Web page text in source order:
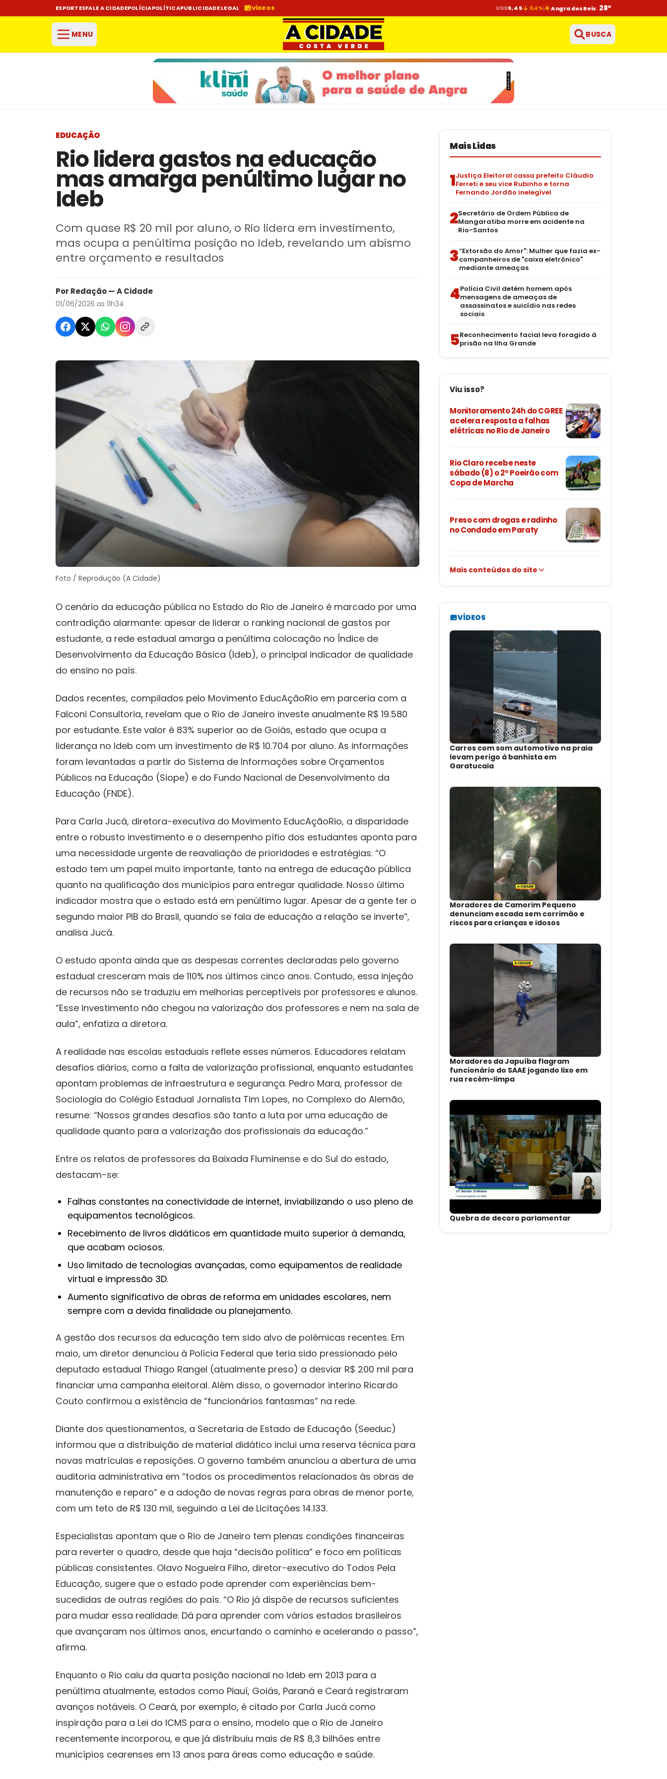
ESPORTESFALE A CIDADEPOLÍCIAPOLÍTICAPUBLICIDADE LEGAL VÍDEOS US$5,45 0,4% Angra dos Reis 28°
MENU BUSCA
EDUCAÇÃO
Rio lidera gastos na educação
mas amarga penúltimo lugar no
Ideb
Com quase R$ 20 mil por aluno, o Rio lidera em investimento,
mas ocupa a penúltima posição no Ideb, revelando um abismo
entre orçamento e resultados
Por Redação — A Cidade
01/06/2026 as 11h34
Foto / Reprodução (A Cidade)
O cenário da educação pública no Estado do Rio de Janeiro é marcado por uma
contradição alarmante: apesar de liderar o ranking nacional de gastos por
estudante, a rede estadual amarga a penúltima colocação no Índice de
Desenvolvimento da Educação Básica (Ideb), o principal indicador de qualidade
do ensino no país.
Dados recentes, compilados pelo Movimento EducAçãoRio em parceria com a
Falconi Consultoria, revelam que o Rio de Janeiro investe anualmente R$ 19.580
por estudante. Este valor é 83% superior ao de Goiás, estado que ocupa a
liderança no Ideb com um investimento de R$ 10.704 por aluno. As informações
foram levantadas a partir do Sistema de Informações sobre Orçamentos
Públicos na Educação (Siope) e do Fundo Nacional de Desenvolvimento da
Educação (FNDE).
Para Carla Jucá, diretora-executiva do Movimento EducAçãoRio, a disparidade
entre o robusto investimento e o desempenho pífio dos estudantes aponta para
uma necessidade urgente de reavaliação de prioridades e estratégias. “O
estado tem um papel muito importante, tanto na entrega de educação pública
quanto na qualificação dos municípios para entregar qualidade. Nosso último
indicador mostra que o estado está em penúltimo lugar. Apesar de a gente ter o
segundo maior PIB do Brasil, quando se fala de educação a relação se inverte”,
analisa Jucá.
O estudo aponta ainda que as despesas correntes declaradas pelo governo
estadual cresceram mais de 110% nos últimos cinco anos. Contudo, essa injeção
de recursos não se traduziu em melhorias perceptíveis por professores e alunos.
“Esse investimento não chegou na valorização dos professores e nem na sala de
aula”, enfatiza a diretora.
A realidade nas escolas estaduais reflete esses números. Educadores relatam
desafios diários, como a falta de valorização profissional, enquanto estudantes
apontam problemas de infraestrutura e segurança. Pedro Mara, professor de
Sociologia do Colégio Estadual Jornalista Tim Lopes, no Complexo do Alemão,
resume: “Nossos grandes desafios são tanto a luta por uma educação de
qualidade quanto para a valorização dos profissionais da educação.”
Entre os relatos de professores da Baixada Fluminense e do Sul do estado,
destacam-se:
Falhas constantes na conectividade de internet, inviabilizando o uso pleno de
equipamentos tecnológicos.
Recebimento de livros didáticos em quantidade muito superior à demanda,
que acabam ociosos.
Uso limitado de tecnologias avançadas, como equipamentos de realidade
virtual e impressão 3D.
Aumento significativo de obras de reforma em unidades escolares, nem
sempre com a devida finalidade ou planejamento.
A gestão dos recursos da educação tem sido alvo de polêmicas recentes. Em
maio, um diretor denunciou à Polícia Federal que teria sido pressionado pelo
deputado estadual Thiago Rangel (atualmente preso) a desviar R$ 200 mil para
financiar uma campanha eleitoral. Além disso, o governador interino Ricardo
Couto confirmou a existência de “funcionários fantasmas” na rede.
Diante dos questionamentos, a Secretaria de Estado de Educação (Seeduc)
informou que a distribuição de material didático inclui uma reserva técnica para
novas matrículas e reposições. O governo também anunciou a abertura de uma
auditoria administrativa em “todos os procedimentos relacionados às obras de
manutenção e reparo” e a adoção de novas regras para obras de menor porte,
com um teto de R$ 130 mil, seguindo a Lei de Licitações 14.133.
Especialistas apontam que o Rio de Janeiro tem plenas condições financeiras
para reverter o quadro, desde que haja “decisão política” e foco em políticas
públicas consistentes. Olavo Nogueira Filho, diretor-executivo do Todos Pela
Educação, sugere que o estado pode aprender com experiências bem-
sucedidas de outras regiões do país. “O Rio já dispõe de recursos suficientes
para mudar essa realidade. Dá para aprender com vários estados brasileiros
que avançaram nos últimos anos, encurtando o caminho e acelerando o passo”,
afirma.
Enquanto o Rio caiu da quarta posição nacional no Ideb em 2013 para a
penúltima atualmente, estados como Piauí, Goiás, Paraná e Ceará registraram
avanços notáveis. O Ceará, por exemplo, é citado por Carla Jucá como
inspiração para a Lei do ICMS para o ensino, modelo que o Rio de Janeiro
recentemente incorporou, e que já distribuiu mais de R$ 8,3 bilhões entre
municípios cearenses em 13 anos para áreas como educação e saúde.
Mais Lidas
1Justiça Eleitoral cassa prefeito Cláudio
Ferreti e seu vice Rubinho e torna
Fernando Jordão inelegível
2Secretário de Ordem Pública de
Mangaratiba morre em acidente na
Rio-Santos
3“Extorsão do Amor": Mulher que fazia ex-
companheiros de "caixa eletrônico"
mediante ameaças
4Polícia Civil detém homem após
mensagens de ameaças de
assassinatos e suicídio nas redes
sociais
5Reconhecimento facial leva foragido à
prisão na Ilha Grande
Viu isso?
Monitoramento 24h do CGREE
acelera resposta a falhas
elétricas no Rio de Janeiro
Rio Claro recebe neste
sábado (8) o 2º Poeirão com
Copa de Marcha
Preso com drogas e radinho
no Condado em Paraty
Mais conteúdos do site
VÍDEOS
Carros com som automotivo na praia
levam perigo à banhista em
Garatucaia
Moradores de Camorim Pequeno
denunciam escada sem corrimão e
riscos para crianças e idosos
Moradores da Japuíba flagram
funcionário do SAAE jogando lixo em
rua recém-limpa
Quebra de decoro parlamentar